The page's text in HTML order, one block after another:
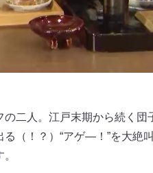
二人。江戸末期から続く団
（！？）“アゲ―！”を大絶